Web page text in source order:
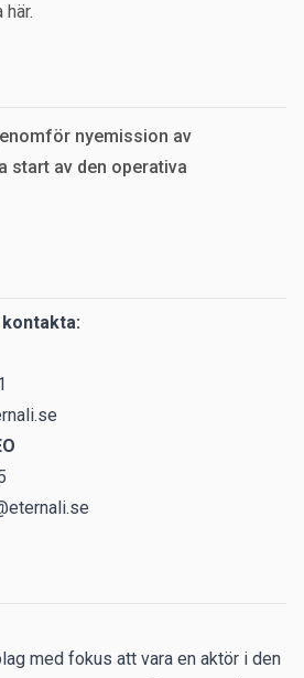
här.
nyemission av
start av den operativa
med fokus att vara en aktör i den